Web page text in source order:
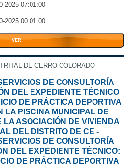
2025 07:01:00
2025 00:01:00
VER
DE CERRO COLORADO
DE CONSULTORÍA
DEL EXPEDIENTE TÉCNICO
DE PRÁCTICA DEPORTIVA
LA PISCINA MUNICIPAL DE
LA ASOCIACIÓN DE VIVIENDA
DEL DISTRITO DE CE -
DE CONSULTORÍA
DEL EXPEDIENTE TÉCNICO:
DE PRÁCTICA DEPORTIVA